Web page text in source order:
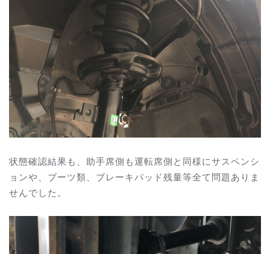
状態確認結果も、助手席側も運転席側と同様にサスペンシ
ョンや、ブーツ類、ブレーキパッド残量等全て問題ありま
せんでした。